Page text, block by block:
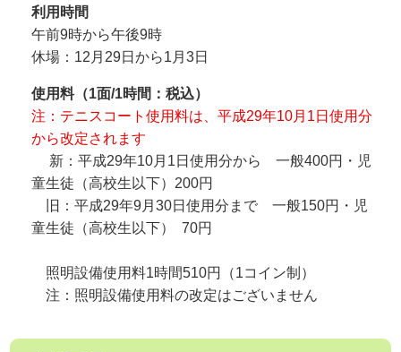
利用時間
午前9時から午後9時
休場：12月29日から1月3日
使用料（1面/1時間：税込）
注：テニスコート使用料は、平成29年10月1日使用分
から改定されます
新：平成29年10月1日使用分から 一般400円・児
童生徒（高校生以下）200円
旧：平成29年9月30日使用分まで 一般150円・児
童生徒（高校生以下） 70円
照明設備使用料1時間510円（1コイン制）
注：照明設備使用料の改定はございません